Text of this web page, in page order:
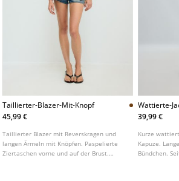
Taillierter-Blazer-Mit-Knopf
45,99 €
Taillierter Blazer mit Reverskragen und
langen Ärmeln mit Knöpfen. Paspelierte
Ziertaschen vorne und auf der Brust.
Wattierte-
39,99 €
Kurze
Kapuze.
Bündchen.